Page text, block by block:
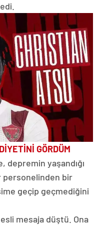
GÖRDÜM
depremin yaşandığı
personelinden bir
geçip geçmediğini
mesaja düştü. Ona